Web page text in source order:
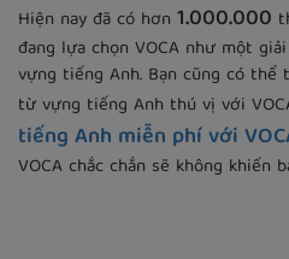
Hiện nay đã có hơn 1.000.000
đang lựa chọn VOCA như một
vựng tiếng Anh. Bạn cũng có
từ vựng tiếng Anh thú vị với
tiếng Anh miễn phí với
VOCA chắc chắn sẽ không khiến